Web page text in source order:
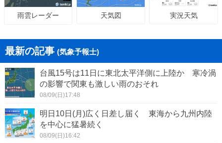
雨雲レーダー 天気図 実況天気
最新の記事 (気象予報士)
台風15号は11日に東北太平洋側に上陸か 寒冷渦
の影響で関東も激しい雨のおそれ
08/09(日)17:48
明日10日(月)広く日差し届く 東海から九州内陸
を中心に猛暑続く
08/09(日)16:42